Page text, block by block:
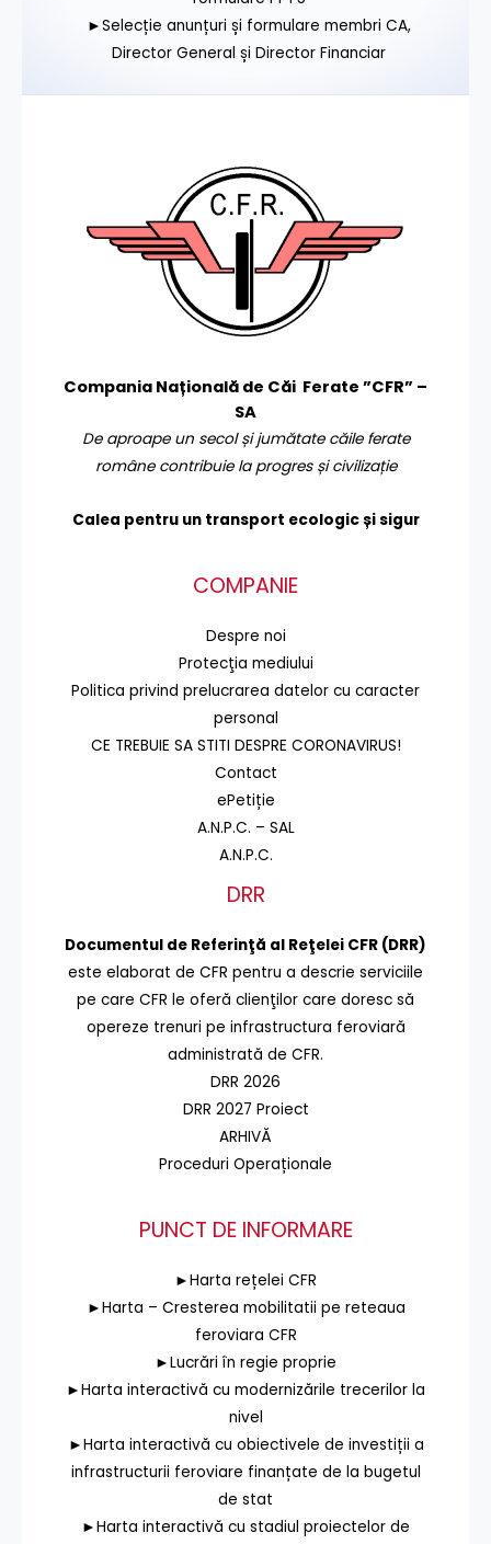
►Selecție anunțuri și formulare membri CA,
Director General și Director Financiar
Compania Națională de Căi Ferate ”CFR” –
SA
De aproape un secol și jumătate căile ferate
române contribuie la progres și civilizație
Calea pentru un transport ecologic și sigur
COMPANIE
Despre noi
Protecţia mediului
Politica privind prelucrarea datelor cu caracter
personal
CE TREBUIE SA STITI DESPRE CORONAVIRUS!
Contact
ePetiție
A.N.P.C. – SAL
A.N.P.C.
DRR
Documentul de Referinţă al Reţelei CFR (DRR)
este elaborat de CFR pentru a descrie serviciile
pe care CFR le oferă clienţilor care doresc să
opereze trenuri pe infrastructura feroviară
administrată de CFR.
DRR 2026
DRR 2027 Proiect
ARHIVĂ
Proceduri Operaționale
PUNCT DE INFORMARE
►Harta rețelei CFR
►Harta – Cresterea mobilitatii pe reteaua
feroviara CFR
►Lucrări în regie proprie
►Harta interactivă cu modernizările trecerilor la
nivel
►Harta interactivă cu obiectivele de investiții a
infrastructurii feroviare finanțate de la bugetul
de stat
►Harta interactivă cu stadiul proiectelor de